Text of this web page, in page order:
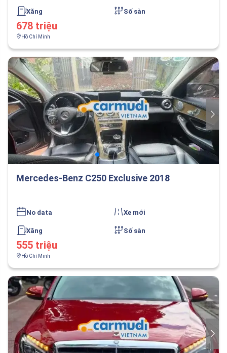
Xăng Số sàn
678 triệu
Hồ Chí Minh
Mercedes-Benz C250 Exclusive 2018
No data Xe mới
Xăng Số sàn
555 triệu
Hồ Chí Minh